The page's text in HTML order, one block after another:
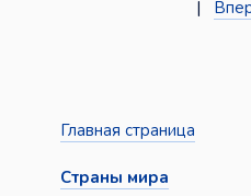
|
Главная страница
Страны мира